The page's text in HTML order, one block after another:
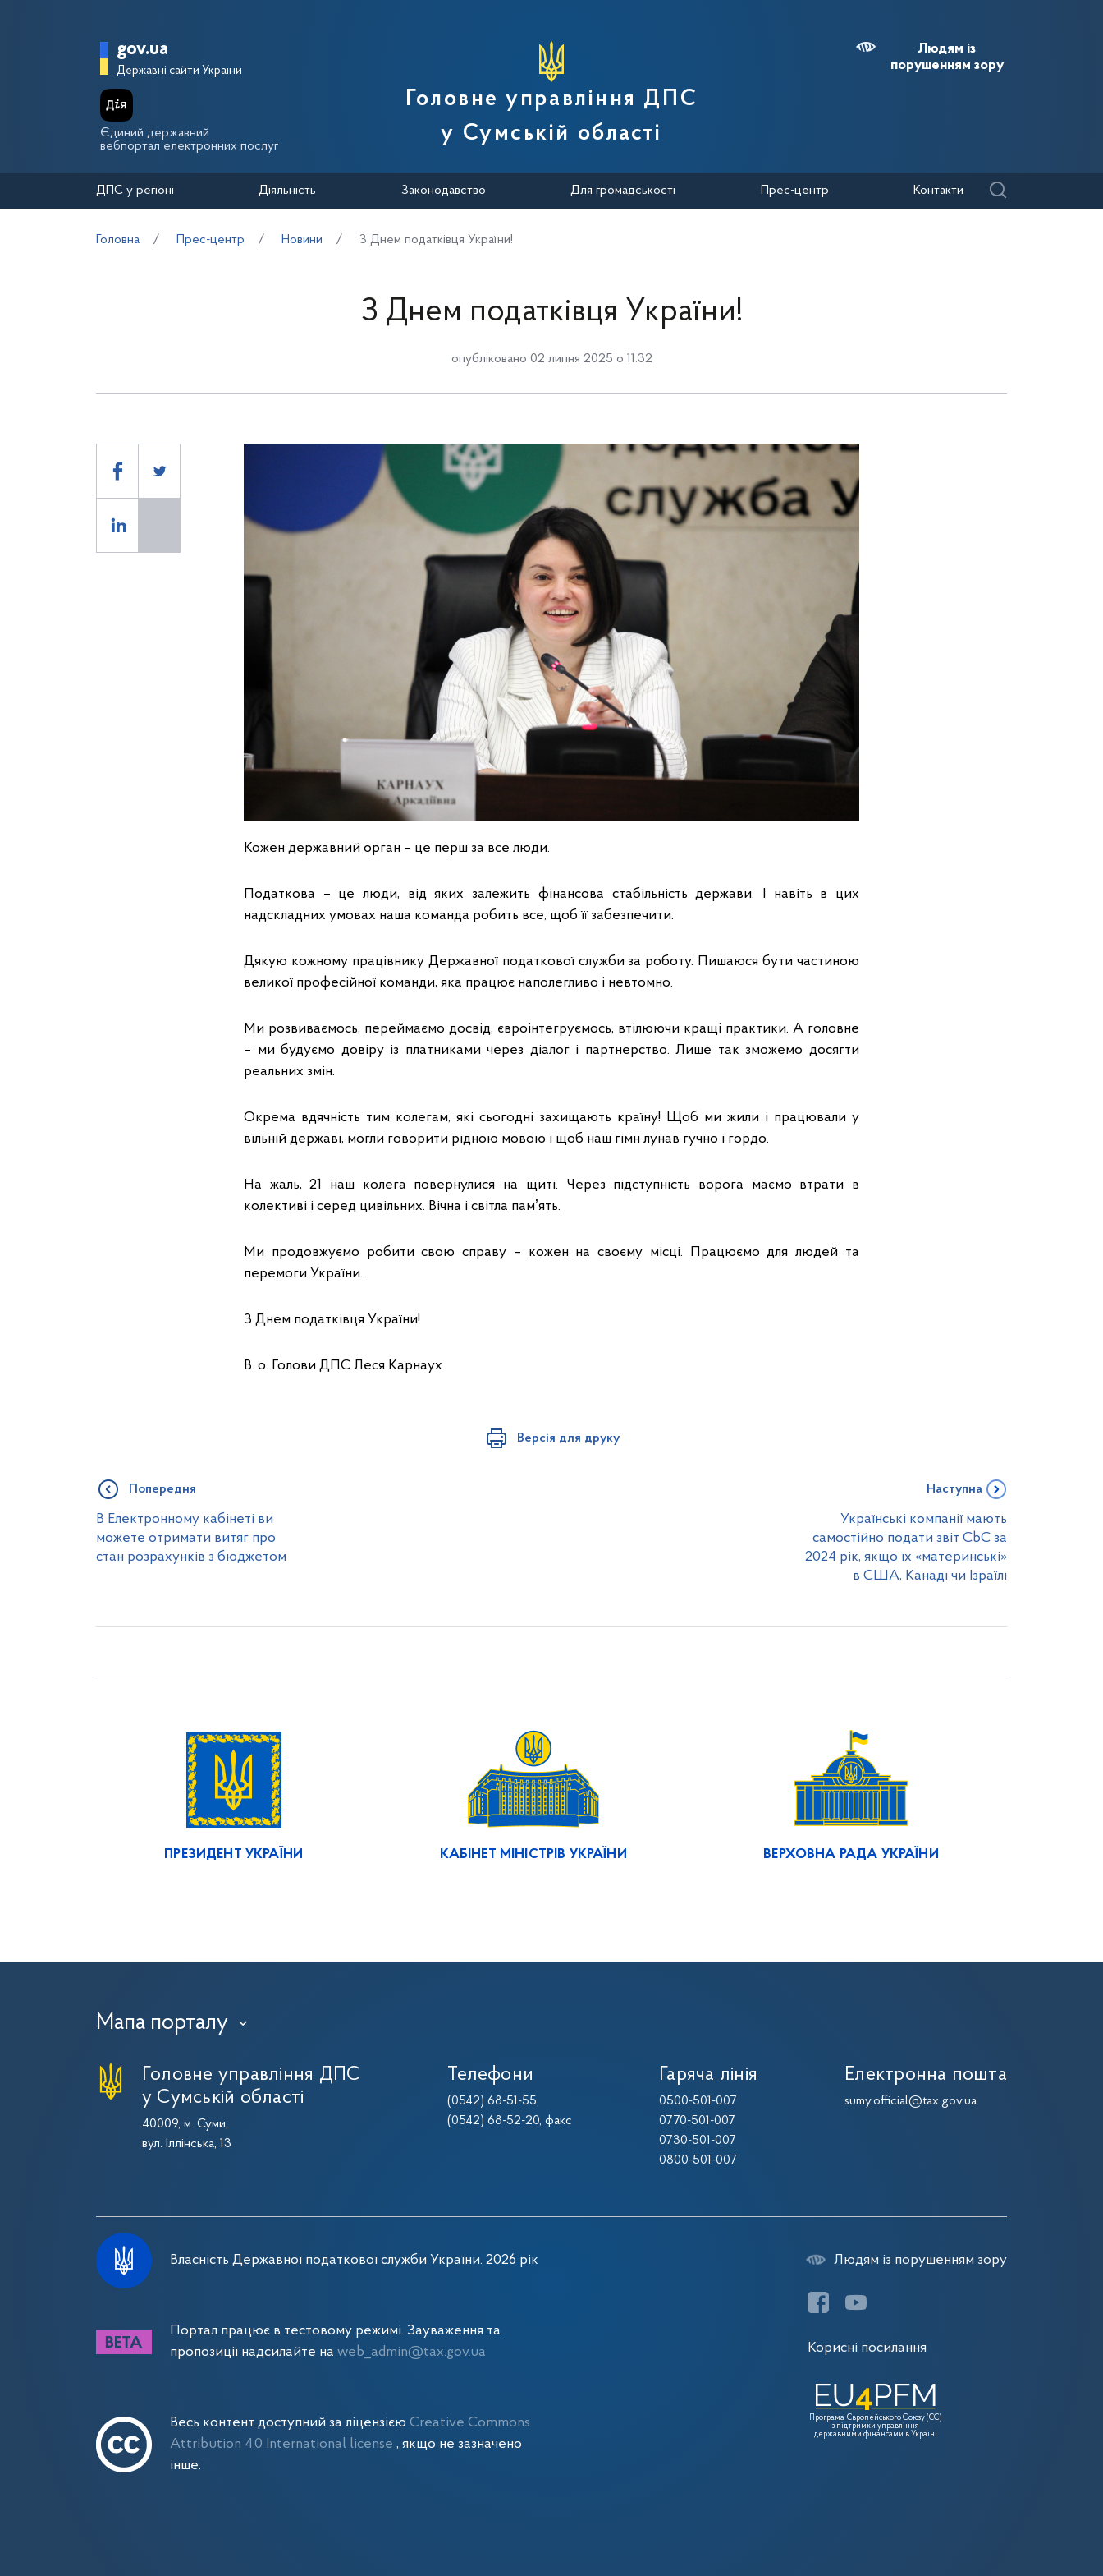
Головна сторінка Державної податкової служби України
gov.ua
Державні сайти України
Єдиний державний
вебпортал електронних послуг
Головне управління ДПС
у Сумській області
Людям із
порушенням зору
ДПС у регіоні Діяльність Законодавство Для громадськості Прес-центр Контакти
Головна Прес-центр Новини З Днем податківця України!
З Днем податківця України!
опубліковано 02 липня 2025 о 11:32
Кожен державний орган – це перш за все люди.
Податкова – це люди, від яких залежить фінансова стабільність держави. І навіть в цих
надскладних умовах наша команда робить все, щоб її забезпечити.
Дякую кожному працівнику Державної податкової служби за роботу. Пишаюся бути частиною
великої професійної команди, яка працює наполегливо і невтомно.
Ми розвиваємось, переймаємо досвід, євроінтегруємось, втілюючи кращі практики. А головне
– ми будуємо довіру із платниками через діалог і партнерство. Лише так зможемо досягти
реальних змін.
Окрема вдячність тим колегам, які сьогодні захищають країну! Щоб ми жили і працювали у
вільній державі, могли говорити рідною мовою і щоб наш гімн лунав гучно і гордо.
На жаль, 21 наш колега повернулися на щиті. Через підступність ворога маємо втрати в
колективі і серед цивільних. Вічна і світла памʼять.
Ми продовжуємо робити свою справу – кожен на своєму місці. Працюємо для людей та
перемоги України.
З Днем податківця України!
В. о. Голови ДПС Леся Карнаух
Версія для друку
Попередня
В Електронному кабінеті ви
можете отримати витяг про
стан розрахунків з бюджетом
Наступна
Українські компанії мають
самостійно подати звіт CbC за
2024 рік, якщо їх «материнські»
в США, Канаді чи Ізраїлі
ПРЕЗИДЕНТ УКРАЇНИ КАБІНЕТ МІНІСТРІВ УКРАЇНИ ВЕРХОВНА РАДА УКРАЇНИ
Мапа порталу ›
Головне управління ДПС
у Сумській області
40009, м. Суми,
вул. Іллінська, 13
Телефони
(0542) 68-51-55,
(0542) 68-52-20, факс
Гаряча лінія
0500-501-007
0770-501-007
0730-501-007
0800-501-007
Електронна пошта
sumy.official@tax.gov.ua
Власність Державної податкової служби України. 2026 рік
Портал працює в тестовому режимі. Зауваження та
пропозиції надсилайте на web_admin@tax.gov.ua
Весь контент доступний за ліцензією Creative Commons
Attribution 4.0 International license , якщо не зазначено
інше.
Людям із порушенням зору
Корисні посилання
Програма Європейського Союзу (ЄС)
з підтримки управління
державними фінансами в Україні